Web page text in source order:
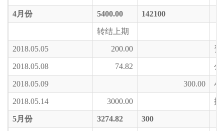
4月份 5400.00 142100
转结上期
2018.05.05 200.00 资
2018.05.08 74.82 公
2018.05.09 300.00 小
2018.05.14 3000.00 援
5月份 3274.82 300